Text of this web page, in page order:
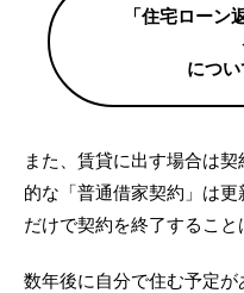
「住宅ロー
につ
また、賃貸に出す場合は
的な「普通借家契約」は
だけで契約を終了すること
数年後に自分で住む予定が